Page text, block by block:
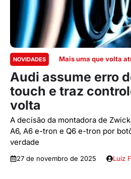
NOVIDADES Mais uma que volta
Audi assume erro
touch e traz
volta
A decisão da montadora de
A6, A6 e-tron e Q6 e-tron por
verdade
27 de novembro de 2025 Luiz